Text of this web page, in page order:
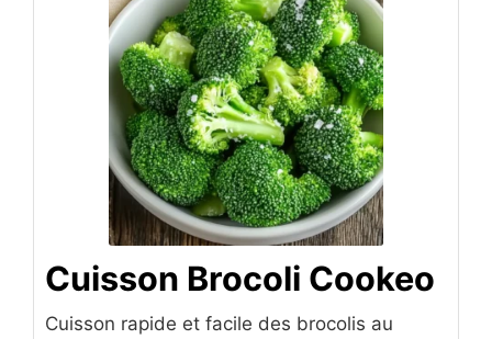
Cuisson Brocoli Cookeo
Cuisson rapide et facile des brocolis au